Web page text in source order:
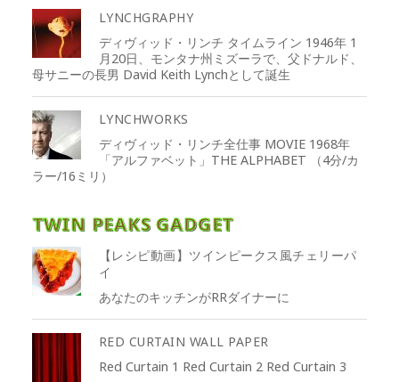
LYNCHGRAPHY
ディヴィッド・リンチ タイムライン 1946年 1
月20日、モンタナ州ミズーラで、父ドナルド、
母サニーの長男 David Keith Lynchとして誕生
LYNCHWORKS
ディヴィッド・リンチ全仕事 MOVIE 1968年
「アルファベット」THE ALPHABET （4分/カ
ラー/16ミリ）
TWIN PEAKS GADGET
【レシピ動画】ツインピークス風チェリーパ
イ
あなたのキッチンがRRダイナーに
RED CURTAIN WALL PAPER
Red Curtain 1 Red Curtain 2 Red Curtain 3